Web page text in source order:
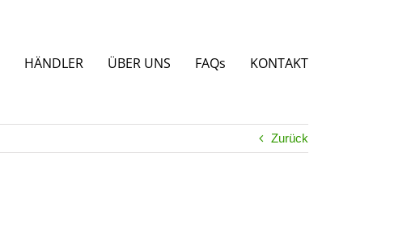
HÄNDLER ÜBER UNS FAQs KONTAKT
Zurück